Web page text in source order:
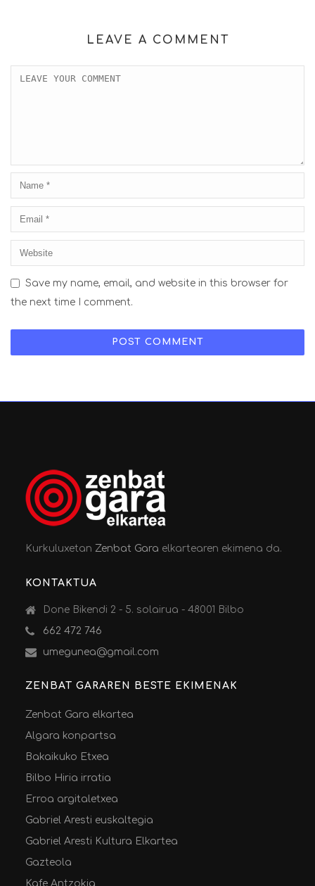
LEAVE A COMMENT
Save my name, email, and website in this browser for
the next time I comment.
KurkuluxetanZenbat Gara elkartearen ekimena da.
KONTAKTUA
Done Bikendi 2 - 5. solairua - 48001 Bilbo
662 472 746
umegunea@gmail.com
ZENBAT GARAREN BESTE EKIMENAK
Zenbat Gara elkartea
Algara konpartsa
Bakaikuko Etxea
Bilbo Hiria irratia
Erroa argitaletxea
Gabriel Aresti euskaltegia
Gabriel Aresti Kultura Elkartea
Gazteola
Kafe Antzokia